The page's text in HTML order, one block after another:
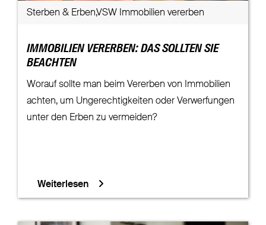
Sterben & Erben,VSW Immobilien vererben
IMMOBILIEN VERERBEN: DAS SOLLTEN SIE
BEACHTEN
Worauf sollte man beim Vererben von Immobilien
achten, um Ungerechtigkeiten oder Verwerfungen
unter den Erben zu vermeiden?
Weiterlesen